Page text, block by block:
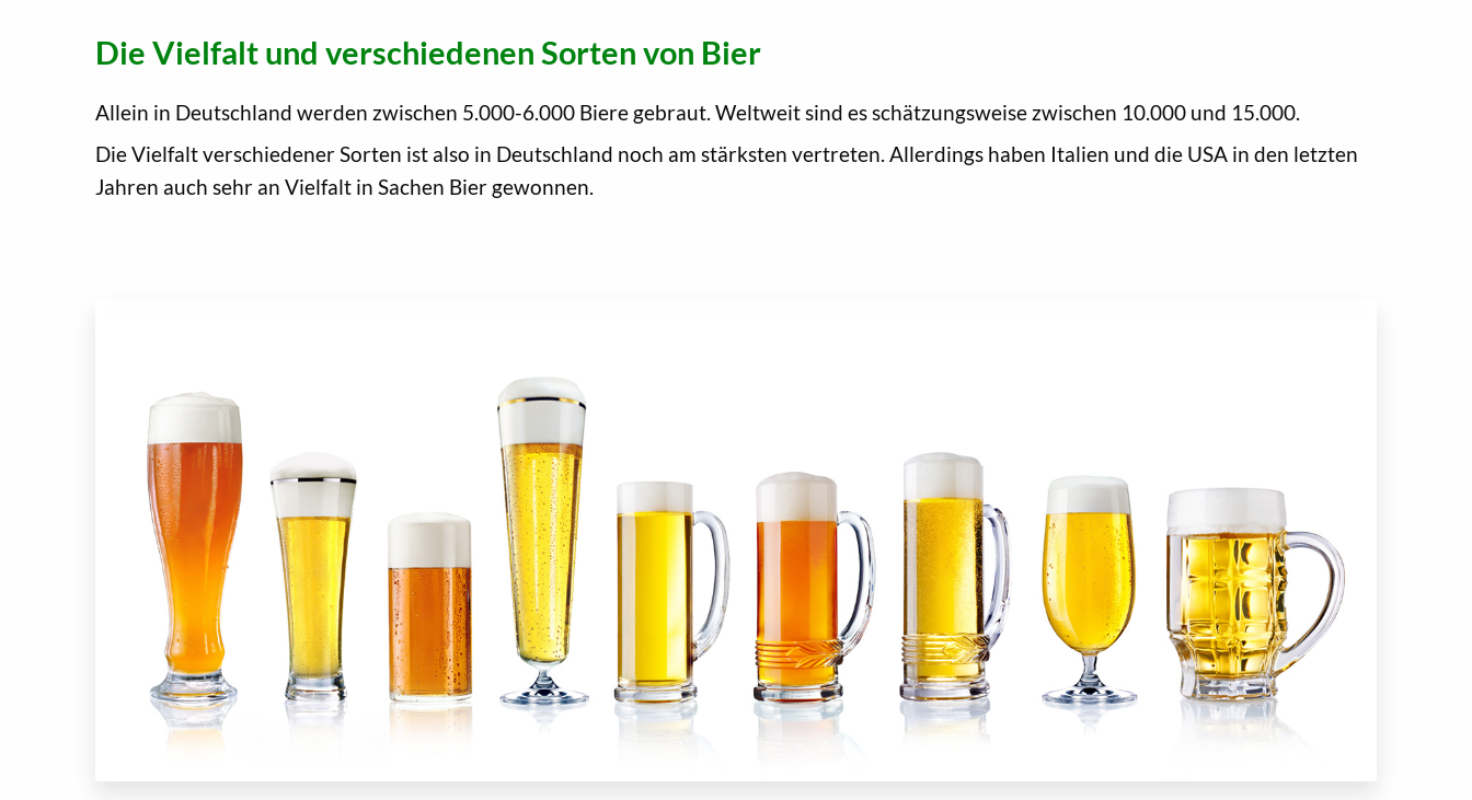
Die Vielfalt und verschiedenen Sorten von Bier
Allein in Deutschland werden zwischen 5.000-6.000 Biere gebraut. Weltweit sind es schätzungsweise zwischen 10.000 und 15.000.
Die Vielfalt verschiedener Sorten ist also in Deutschland noch am stärksten vertreten. Allerdings haben Italien und die USA in den letzten
Jahren auch sehr an Vielfalt in Sachen Bier gewonnen.